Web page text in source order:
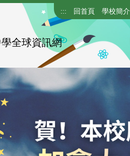
全球資訊網
::: 回首頁 學校簡介